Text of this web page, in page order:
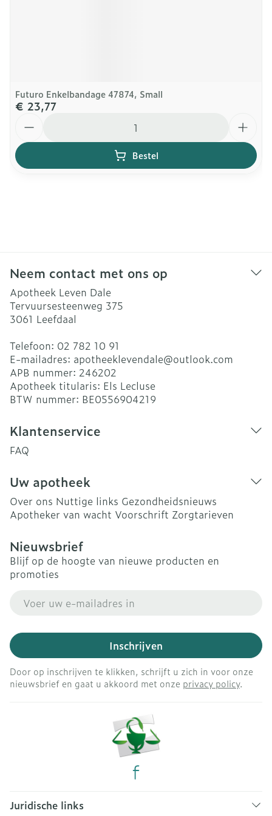
Futuro Enkelbandage 47874, Small
€ 23,77
Bestel
Neem contact met ons op
Apotheek Leven Dale
Tervuursesteenweg 375
3061 Leefdaal
Telefoon: 02 782 10 91
E-mailadres: apotheeklevendale@outlook.com
APB nummer: 246202
Apotheek titularis: Els Lecluse
BTW nummer: BE0556904219
Klantenservice
FAQ
Uw apotheek
Over ons Nuttige links Gezondheidsnieuws
Apotheker van wacht Voorschrift Zorgtarieven
Nieuwsbrief
Blijf op de hoogte van nieuwe producten en
promoties
Inschrijven
Door op inschrijven te klikken, schrijft u zich in voor onze
nieuwsbrief en gaat u akkoord met onze privacy policy.
Juridische links